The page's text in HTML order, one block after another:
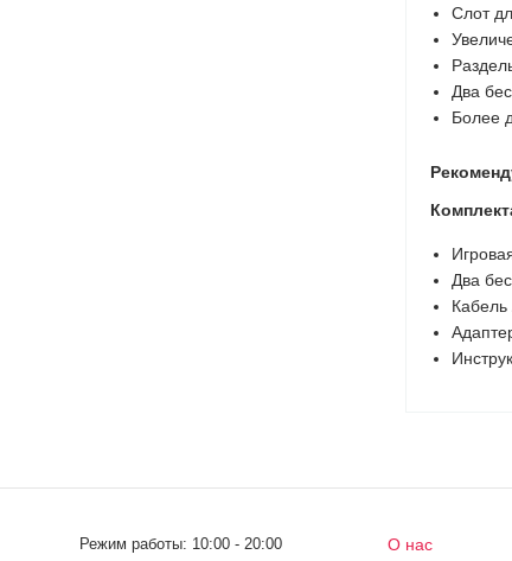
Слот
Два
Более
Два
Кабель
Режим работы: 10:00 - 20:00
О нас